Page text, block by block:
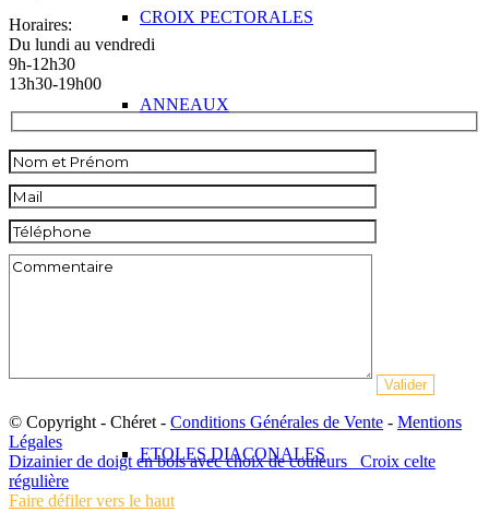
CROIX PECTORALES
ANNEAUX
VASES St CHREME
ETOLES DIACONALES
Horaires:
Du lundi au vendredi
9h-12h30
13h30-19h00
© Copyright - Chéret - Conditions Générales de Vente - Mentions
Légales
Dizainier de doigt en bois avec choix de couleurs
Croix celte
régulière
Faire défiler vers le haut